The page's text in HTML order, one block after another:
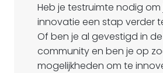
Heb je testruimte nodig
innovatie een stap verder
Of ben je al gevestigd in
community en ben je op
mogelijkheden om te